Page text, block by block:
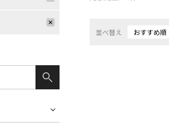
並べ替え おすすめ順